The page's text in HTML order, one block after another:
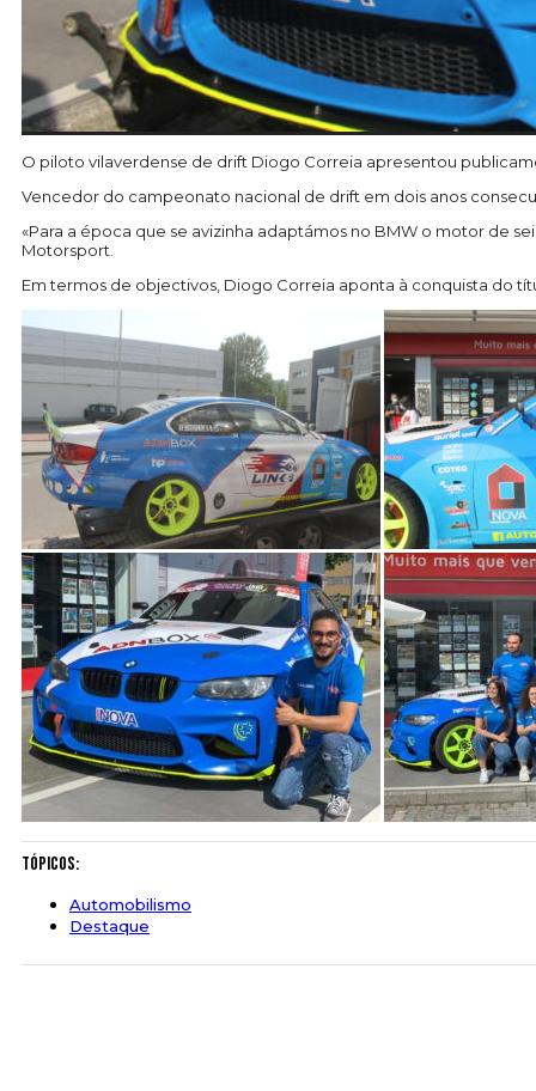
O piloto vilaverdense de drift Diogo Correia apresentou
Vencedor do campeonato nacional de drift em dois anos
«Para a época que se avizinha adaptámos no BMW o motor de
Motorsport.
Em termos de objectivos, Diogo Correia aponta à conquista do
Tópicos:
Automobilismo
Destaque